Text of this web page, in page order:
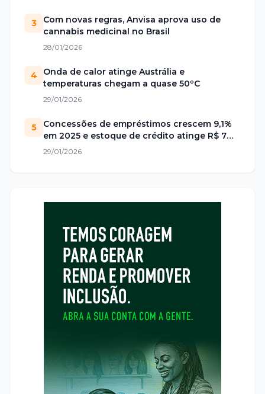
3
Com novas regras, Anvisa aprova uso de
cannabis medicinal no Brasil
28/01/2026
4
Onda de calor atinge Austrália e
temperaturas chegam a quase 50ºC
29/01/2026
5
Concessões de empréstimos crescem 9,1%
em 2025 e estoque de crédito atinge R$ 7
trilhões no Brasil
29/01/2026